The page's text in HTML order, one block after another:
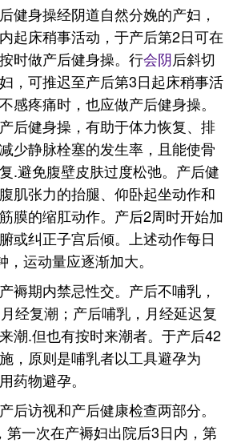
健身操经阴道自然分娩的产妇，
起床稍事活动，于产后第2日可在
时做产后健身操。行会阴后斜切
，可推迟至产后第3日起床稍事活
感疼痛时，也应做产后健身操。
后健身操，有助于体力恢复、排
少静脉栓塞的发生率，且能使骨
.避免腹壁皮肤过度松弛。产后健
肌张力的抬腿、仰卧起坐动作和
膜的缩肛动作。产后2周时开始加
或纠正子宫后倾。上述动作每日
运动量应逐渐加大。
褥期内禁忌性交。产后不哺乳，
经复潮；产后哺乳，月经延迟复
潮.但也有按时来潮者。于产后42
，原则是哺乳者以工具避孕为
药物避孕。
后访视和产后健康检查两部分。
第一次在产褥妇出院后3日内，第